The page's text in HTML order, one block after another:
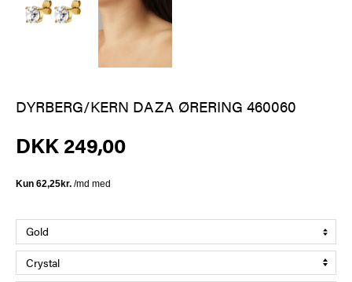
DYRBERG/KERN DAZA ØRERING 460060
DKK 249,00